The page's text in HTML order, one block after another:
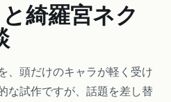
綺羅宮ネク
、頭だけのキャラが軽く受け
な試作ですが、話題を差し替